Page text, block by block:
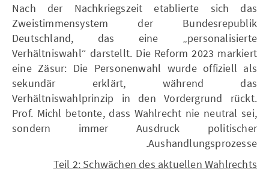
Nach der Nachkriegszeit etablierte sich das
Zweistimmensystem der Bundesrepublik
Deutschland, das eine „personalisierte
Verhältniswahl“ darstellt. Die Reform 2023 markiert
eine Zäsur: Die Personenwahl wurde offiziell als
sekundär erklärt, während das
Verhältniswahlprinzip in den Vordergrund rückt.
Prof. Michl betonte, dass Wahlrecht nie neutral sei,
sondern immer Ausdruck politischer
Aushandlungsprozesse.
Teil 2: Schwächen des aktuellen Wahlrechts